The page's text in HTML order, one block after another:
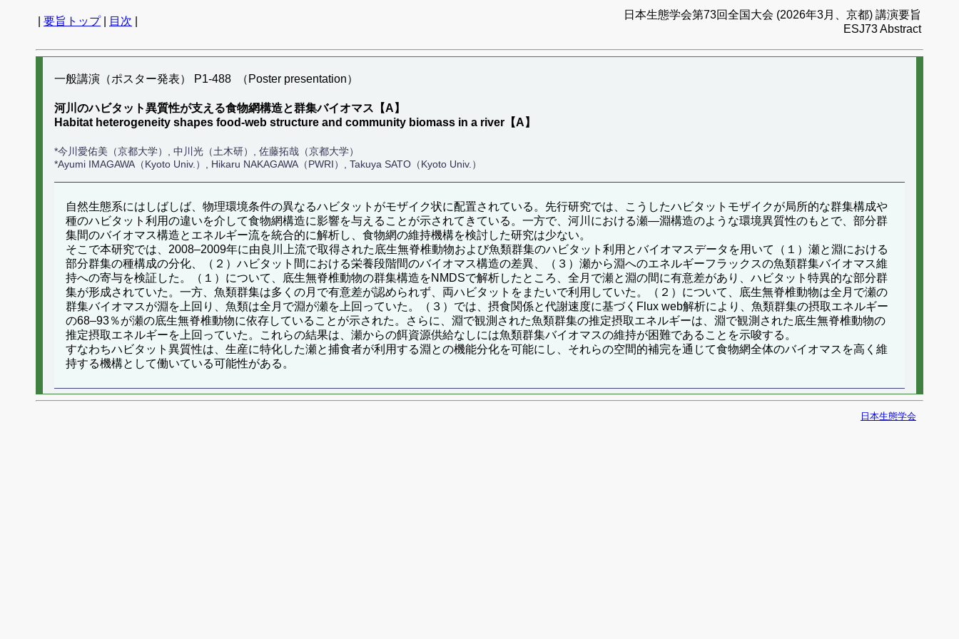
要旨トップ| 目次
日本生態学会第73回全国大会 (2026年3月、京都) 講演要旨
ESJ73 Abstract
一般講演（ポスター発表） P1-488 （Poster presentation）
河川のハビタット異質性が支える食物網構造と群集バイオマス【A】
Habitat heterogeneity shapes food-web structure and community biomass in a river【A】
*今川愛佑美（京都大学）, 中川光（土木研）, 佐藤拓哉（京都大学）
*Ayumi IMAGAWA（Kyoto Univ.）, Hikaru NAKAGAWA（PWRI）, Takuya SATO（Kyoto Univ.）
自然生態系にはしばしば、物理環境条件の異なるハビタットがモザイク状に配置されている。先行研究では、こうしたハビタットモザイクが局所的な群集構成や
種のハビタット利用の違いを介して食物網構造に影響を与えることが示されてきている。一方で、河川における瀬―淵構造のような環境異質性のもとで、部分群
集間のバイオマス構造とエネルギー流を統合的に解析し、食物網の維持機構を検討した研究は少ない。
そこで本研究では、2008–2009年に由良川上流で取得された底生無脊椎動物および魚類群集のハビタット利用とバイオマスデータを用いて（１）瀬と淵における
部分群集の種構成の分化、（２）ハビタット間における栄養段階間のバイオマス構造の差異、（３）瀬から淵へのエネルギーフラックスの魚類群集バイオマス維
持への寄与を検証した。（１）について、底生無脊椎動物の群集構造をNMDSで解析したところ、全月で瀬と淵の間に有意差があり、ハビタット特異的な部分群
集が形成されていた。一方、魚類群集は多くの月で有意差が認められず、両ハビタットをまたいで利用していた。（２）について、底生無脊椎動物は全月で瀬の
群集バイオマスが淵を上回り、魚類は全月で淵が瀬を上回っていた。（３）では、摂食関係と代謝速度に基づくFlux web解析により、魚類群集の摂取エネルギー
の68–93％が瀬の底生無脊椎動物に依存していることが示された。さらに、淵で観測された魚類群集の推定摂取エネルギーは、淵で観測された底生無脊椎動物の
推定摂取エネルギーを上回っていた。これらの結果は、瀬からの餌資源供給なしには魚類群集バイオマスの維持が困難であることを示唆する。
すなわちハビタット異質性は、生産に特化した瀬と捕食者が利用する淵との機能分化を可能にし、それらの空間的補完を通じて食物網全体のバイオマスを高く維
持する機構として働いている可能性がある。
日本生態学会